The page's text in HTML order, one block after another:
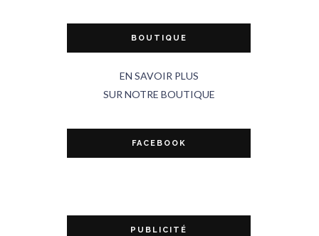
BOUTIQUE
EN SAVOIR PLUS
SUR NOTRE BOUTIQUE
FACEBOOK
PUBLICITÉ